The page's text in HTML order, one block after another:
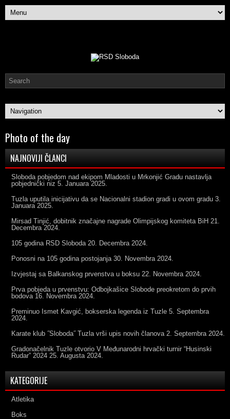
Photo of the day
NAJNOVIJI ČLANCI
Sloboda pobjedom nad ekipom Mladosti u Mrkonjić Gradu nastavlja
pobjednički niz 5. Januara 2025.
Tuzla uputila inicijativu da se Nacionalni stadion gradi u ovom gradu 3.
Januara 2025.
Mirsad Tinjić, dobitnik značajne nagrade Olimpijskog komiteta BiH 21.
Decembra 2024.
105 godina RSD Sloboda 20. Decembra 2024.
Ponosni na 105 godina postojanja 30. Novembra 2024.
Izvjestaj sa Balkanskog prvenstva u boksu 22. Novembra 2024.
Prva pobjeda u prvenstvu: Odbojkašice Slobode preokretom do prvih
bodova 16. Novembra 2024.
Preminuo Ismet Kavgić, bokserska legenda iz Tuzle 5. Septembra
2024.
Karate klub ˝Sloboda˝ Tuzla vrši upis novih članova 2. Septembra 2024.
Gradonačelnik Tuzle otvorio V Međunarodni hrvački turnir “Husinski
Rudar” 2024 25. Augusta 2024.
KATEGORIJE
Atletika
Boks